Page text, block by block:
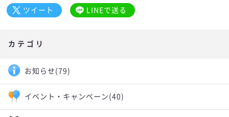
ツイート LINEで送る
カテゴリ
お知らせ (79)
イベント・キャンペーン (40)